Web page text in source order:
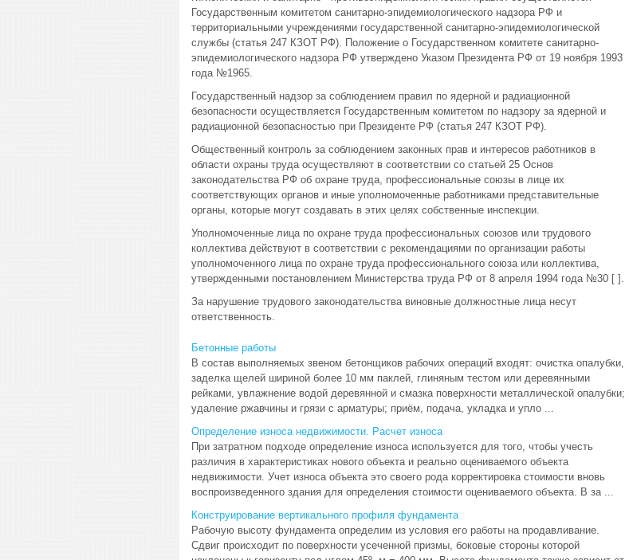
Государственным комитетом санитарно-эпидемиологического надзора РФ и
территориальными учреждениями государственной санитарно-эпидемиологической
службы (статья 247 КЗОТ РФ). Положение о Государственном комитете санитарно-
эпидемиологического надзора РФ утверждено Указом Президента РФ от 19 ноября 1993
года №1965.
Государственный надзор за соблюдением правил по ядерной и радиационной
безопасности осуществляется Государственным комитетом по надзору за ядерной и
радиационной безопасностью при Президенте РФ (статья 247 КЗОТ РФ).
Общественный контроль за соблюдением законных прав и интересов работников в
области охраны труда осуществляют в соответствии со статьей 25 Основ
законодательства РФ об охране труда, профессиональные союзы в лице их
соответствующих органов и иные уполномоченные работниками представительные
органы, которые могут создавать в этих целях собственные инспекции.
Уполномоченные лица по охране труда профессиональных союзов или трудового
коллектива действуют в соответствии с рекомендациями по организации работы
уполномоченного лица по охране труда профессионального союза или коллектива,
утвержденными постановлением Министерства труда РФ от 8 апреля 1994 года №30 [ ].
За нарушение трудового законодательства виновные должностные лица несут
ответственность.
Бетонные работы
В состав выполняемых звеном бетонщиков рабочих операций входят: очистка опалубки,
заделка щелей шириной более 10 мм паклей, глиняным тестом или деревянными
рейками, увлажнение водой деревянной и смазка поверхности металлической опалубки;
удаление ржавчины и грязи с арматуры; приём, подача, укладка и упло ...
Определение износа недвижимости. Расчет износа
При затратном подходе определение износа используется для того, чтобы учесть
различия в характеристиках нового объекта и реально оцениваемого объекта
недвижимости. Учет износа объекта это своего рода корректировка стоимости вновь
воспроизведенного здания для определения стоимости оцениваемого объекта. В за ...
Конструирование вертикального профиля фундамента
Рабочую высоту фундамента определим из условия его работы на продавливание.
Сдвиг происходит по поверхности усеченной призмы, боковые стороны которой